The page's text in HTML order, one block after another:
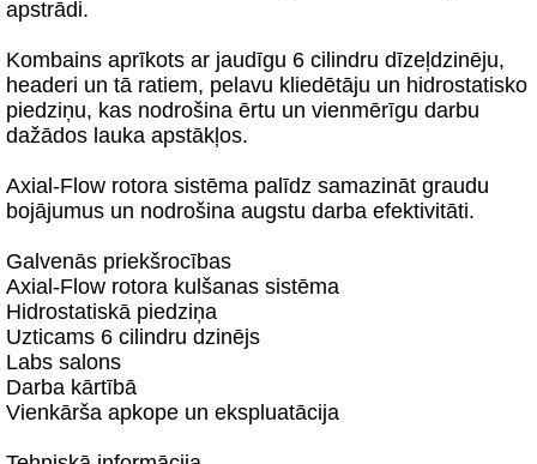
apstrādi.
Kombains aprīkots ar jaudīgu 6 cilindru dīzeļdzinēju,
headeri un tā ratiem, pelavu kliedētāju un hidrostatisko
piedziņu, kas nodrošina ērtu un vienmērīgu darbu
dažādos lauka apstākļos.
Axial-Flow rotora sistēma palīdz samazināt graudu
bojājumus un nodrošina augstu darba efektivitāti.
Galvenās priekšrocības
Axial-Flow rotora kulšanas sistēma
Hidrostatiskā piedziņa
Uzticams 6 cilindru dzinējs
Labs salons
Darba kārtībā
Vienkārša apkope un ekspluatācija